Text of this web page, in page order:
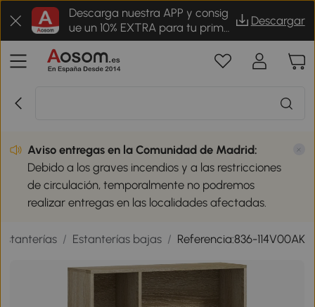
Descarga nuestra APP y consig
ue un 10% EXTRA para tu prime
r pedido
Descargar
Aviso entregas en la Comunidad de Madrid:
Debido a los graves incendios y a las restricciones
de circulación, temporalmente no podremos
realizar entregas en las localidades afectadas.
Estanterías / Estanterías bajas / Referencia:836-114V00AK